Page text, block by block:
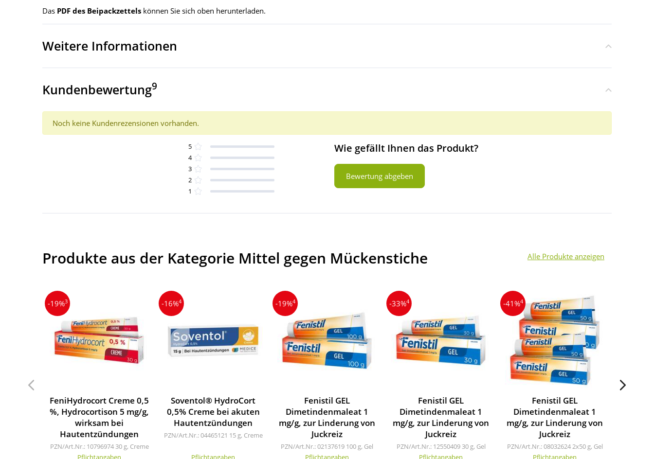
Das PDF des Beipackzettels können Sie sich oben herunterladen.
Weitere Informationen
Kundenbewertung9
Noch keine Kundenrezensionen vorhanden.
5
4
3
2
1
Wie gefällt Ihnen das Produkt?
Bewertung abgeben
Produkte aus der Kategorie Mittel gegen Mückenstiche Alle Produkte anzeigen
-19%3
FeniHydrocort Creme 0,5
%, Hydrocortison 5 mg/g,
wirksam bei
Hautentzündungen
PZN/Art.Nr.: 10796974 30 g, Creme
Pflichtangaben
-16%4
Soventol® HydroCort
0,5% Creme bei akuten
Hautentzündungen
PZN/Art.Nr.: 04465121 15 g, Creme
Pflichtangaben
-19%4
Fenistil GEL
Dimetindenmaleat 1
mg/g, zur Linderung von
Juckreiz
PZN/Art.Nr.: 02137619 100 g, Gel
Pflichtangaben
-33%4
Fenistil GEL
Dimetindenmaleat 1
mg/g, zur Linderung von
Juckreiz
PZN/Art.Nr.: 12550409 30 g, Gel
Pflichtangaben
-41%4
Fenistil GEL
Dimetindenmaleat 1
mg/g, zur Linderung von
Juckreiz
PZN/Art.Nr.: 080326242x50 g, Gel
Pflichtangaben